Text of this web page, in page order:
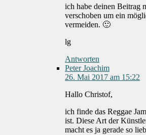
ich habe deinen Beitrag
verschoben um ein
vermeiden. 🙂
lg
Antworten
Peter Joachim
26. Mai 2017 am 15:22
Hallo Christof,
ich finde das Reggae
ist. Diese Art der
macht es ja gerade so